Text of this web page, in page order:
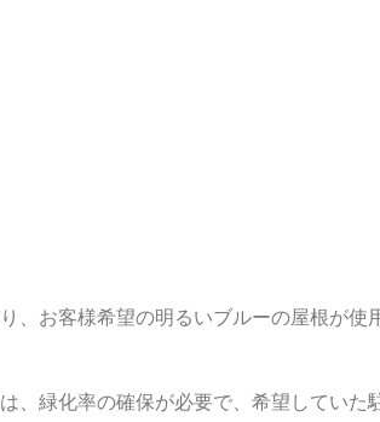
、お客様希望の明るいブルーの屋根が使
、緑化率の確保が必要で、希望していた